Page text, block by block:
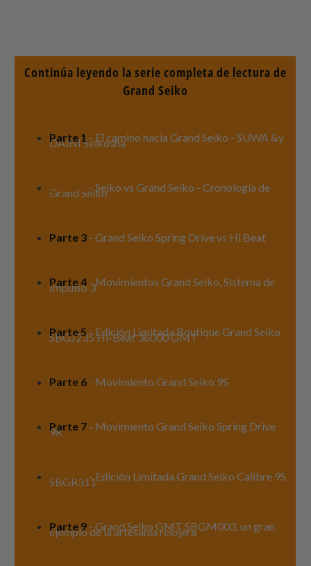
Continúa leyendo la serie completa de lectura de
Grand Seiko
Parte 1- El camino hacia Grand Seiko - SUWA &y
DAINI Seikosha
Parte 2 - Seiko vs Grand Seiko - Cronología de
Grand Seiko
Parte 3 - Grand Seiko Spring Drive vs Hi Beat
Parte 4 - Movimientos Grand Seiko, Sistema de
Impulso 3
Parte 5- Edición Limitada Boutique Grand Seiko
SBGJ235 Hi-Beat 36000 GMT
Parte 6 - Movimiento Grand Seiko 9S
Parte 7 - Movimiento Grand Seiko Spring Drive
9R
Parte 8- Edición Limitada Grand Seiko Calibre 9S
SBGR311
Parte 9 - Grand Seiko GMT SBGM003, un gran
ejemplo de la artesanía relojera